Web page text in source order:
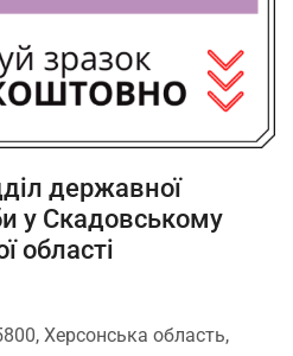
державної
у Скадовському
області
Херсонська область,